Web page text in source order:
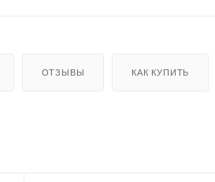
ОТЗЫВЫ КАК КУПИТЬ